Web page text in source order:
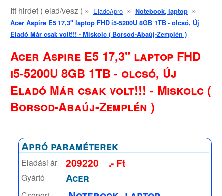
Itt hirdet ( elad/vesz ) » EladoApro » Notebook, laptop »
Acer Aspire E5 17,3" laptop FHD i5-5200U 8GB 1TB - olcsó, Új
Eladó Már csak volt!!! - Miskolc ( Borsod-Abaúj-Zemplén )
Acer Aspire E5 17,3" laptop FHD
i5-5200U 8GB 1TB - olcsó, Új
Eladó Már csak volt!!! - Miskolc (
Borsod-Abaúj-Zemplén )
Apró paraméterek
Eladási ár 209220 .- Ft
Gyártó Acer